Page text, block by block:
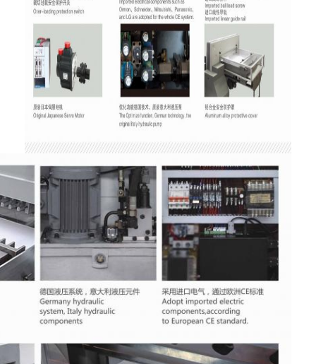
معلومات عنا
جولة في المعمل
مراقبة الجودة
حالات
آلة قطع الليزر
قطع الصلب القاعدة
يموت قطع المواد الاستهلاكية
يموت قطع المعدات
آلة السيارات بندر